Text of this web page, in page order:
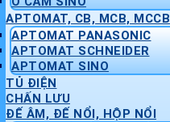
APTOMAT, CB, MCB, MCCB
APTOMAT PANASONIC
APTOMAT SCHNEIDER
APTOMAT SINO
TỦ ĐIỆN
CHẤN LƯU
ĐẾ ÂM, ĐẾ NỔI, HỘP NỔI